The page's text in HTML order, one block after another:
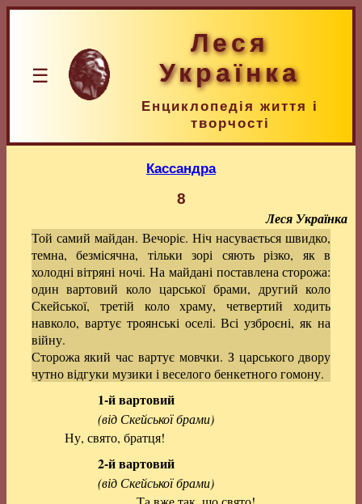
☰
Леся
Українка
Енциклопедія життя і
творчості
Кассандра
8
Леся Українка
Той самий майдан. Вечоріє. Ніч насувається швидко,
темна, безмісячна, тільки зорі сяють різко, як в
холодні вітряні ночі. На майдані поставлена сторожа:
один вартовий коло царської брами, другий коло
Скейської, третій коло храму, четвертий ходить
навколо, вартує троянські оселі. Всі узброєні, як на
війну.
Сторожа який час вартує мовчки. З царського двору
чутно відгуки музики і веселого бенкетного гомону.
1-й вартовий
(від Скейської брами)
Ну, свято, братця!
2-й вартовий
(від Скейської брами)